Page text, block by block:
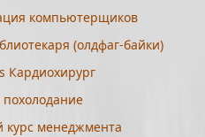
компьютерщиков
(олдфаг-байки)
Кардиохирург
похолодание
курс менеджмента